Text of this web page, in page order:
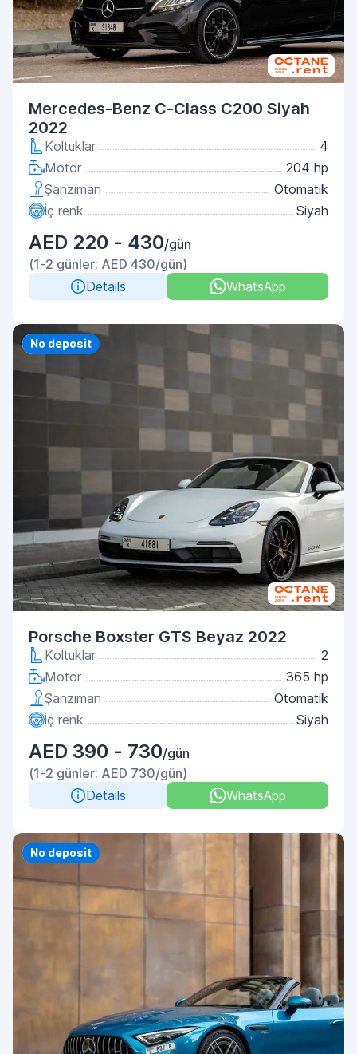
Mercedes-Benz C-Class C200 Siyah
2022
Koltuklar
4
Motor
204 hp
Şanzıman
Otomatik
İç renk
Siyah
AED 220 - 430/gün
(1-2 günler: AED 430/gün)
Details
WhatsApp
Priority
No deposit
Porsche Boxster GTS Beyaz 2022
Koltuklar
2
Motor
365 hp
Şanzıman
Otomatik
İç renk
Siyah
AED 390 - 730/gün
(1-2 günler: AED 730/gün)
Details
WhatsApp
Priority
No deposit